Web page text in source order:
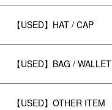
【USED】HAT / CAP
【USED】BAG / WALLET
【USED】OTHER ITEM